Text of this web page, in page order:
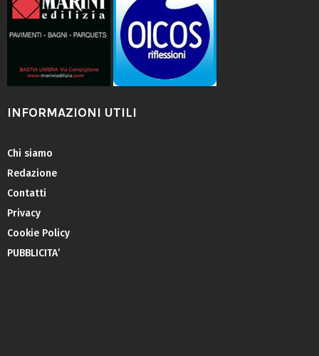
INFORMAZIONI UTILI
Chi siamo
Redazione
Contatti
Privacy
Cookie Policy
PUBBLICITA’